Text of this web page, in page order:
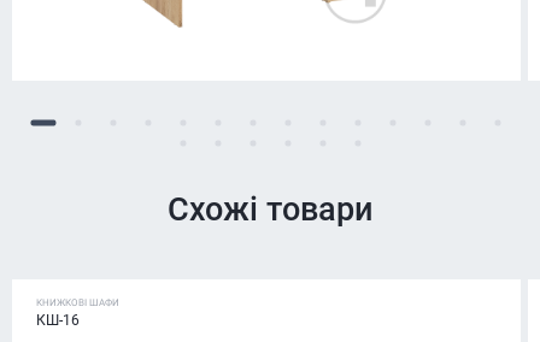
Схожі товари
КНИЖКОВІ ШАФИ
КШ-16